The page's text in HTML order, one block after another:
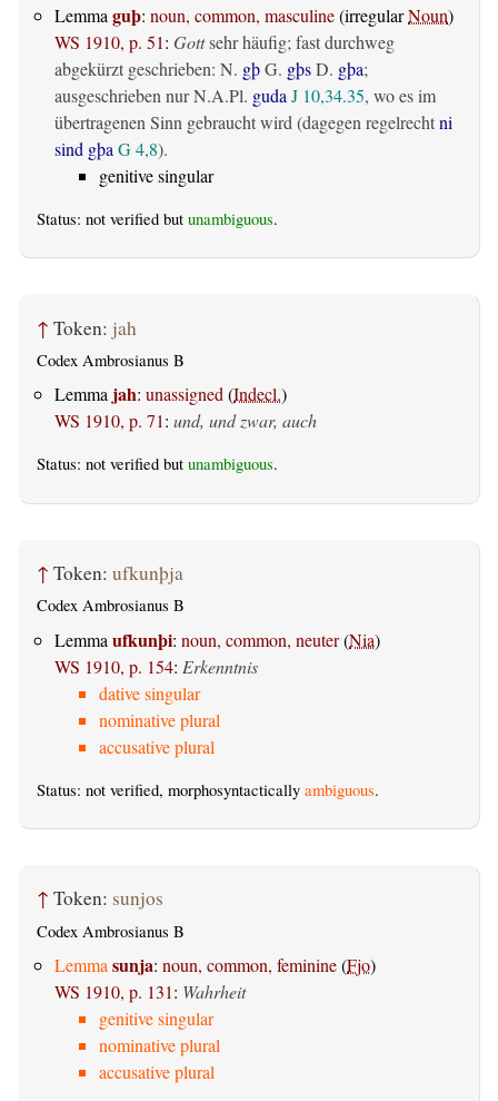
Lemma guþ: noun, common, masculine(irregularNoun)
WS 1910, p. 51: Gottsehr häufig; fast durchweg
abgekürzt geschrieben: N. gþG. gþsD. gþa;
ausgeschrieben nur N.A.Pl. guda J 10,34.35, wo es im
übertragenen Sinn gebraucht wird (dagegen regelrechtni
sind gþa G 4,8).
genitive singular
Status: not verified but unambiguous.
↑ Token: jah
Codex Ambrosianus B
Lemma jah: unassigned(Indecl.)
WS 1910, p. 71: und, und zwar, auch
Status: not verified but unambiguous.
↑ Token: ufkunþja
Codex Ambrosianus B
Lemma ufkunþi: noun, common, neuter(Nia)
WS 1910, p. 154: Erkenntnis
dative singular
nominative plural
accusative plural
Status: not verified, morphosyntactically ambiguous.
↑ Token: sunjos
Codex Ambrosianus B
Lemma sunja: noun, common, feminine(Fjo)
WS 1910, p. 131: Wahrheit
genitive singular
nominative plural
accusative plural